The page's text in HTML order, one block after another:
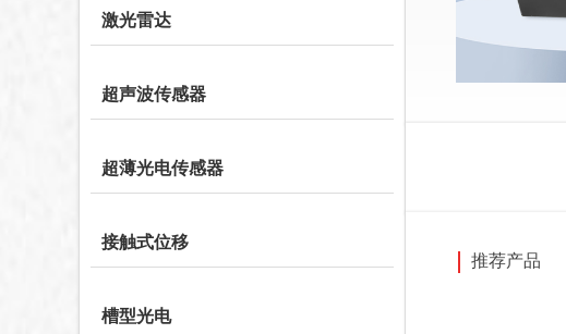
激光雷达
超声波传感器
超薄光电传感器
接触式位移
槽型光电
推荐产品